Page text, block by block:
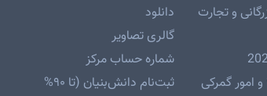
و تجارت
امور گمرکی
دانلود
گالری تصاویر
شماره حساب مرکز
ثبت‌نام دانش‌بنیان (تا ۹۰%